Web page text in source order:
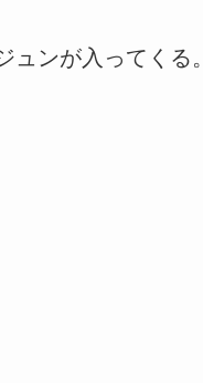
ュンが入ってくる。